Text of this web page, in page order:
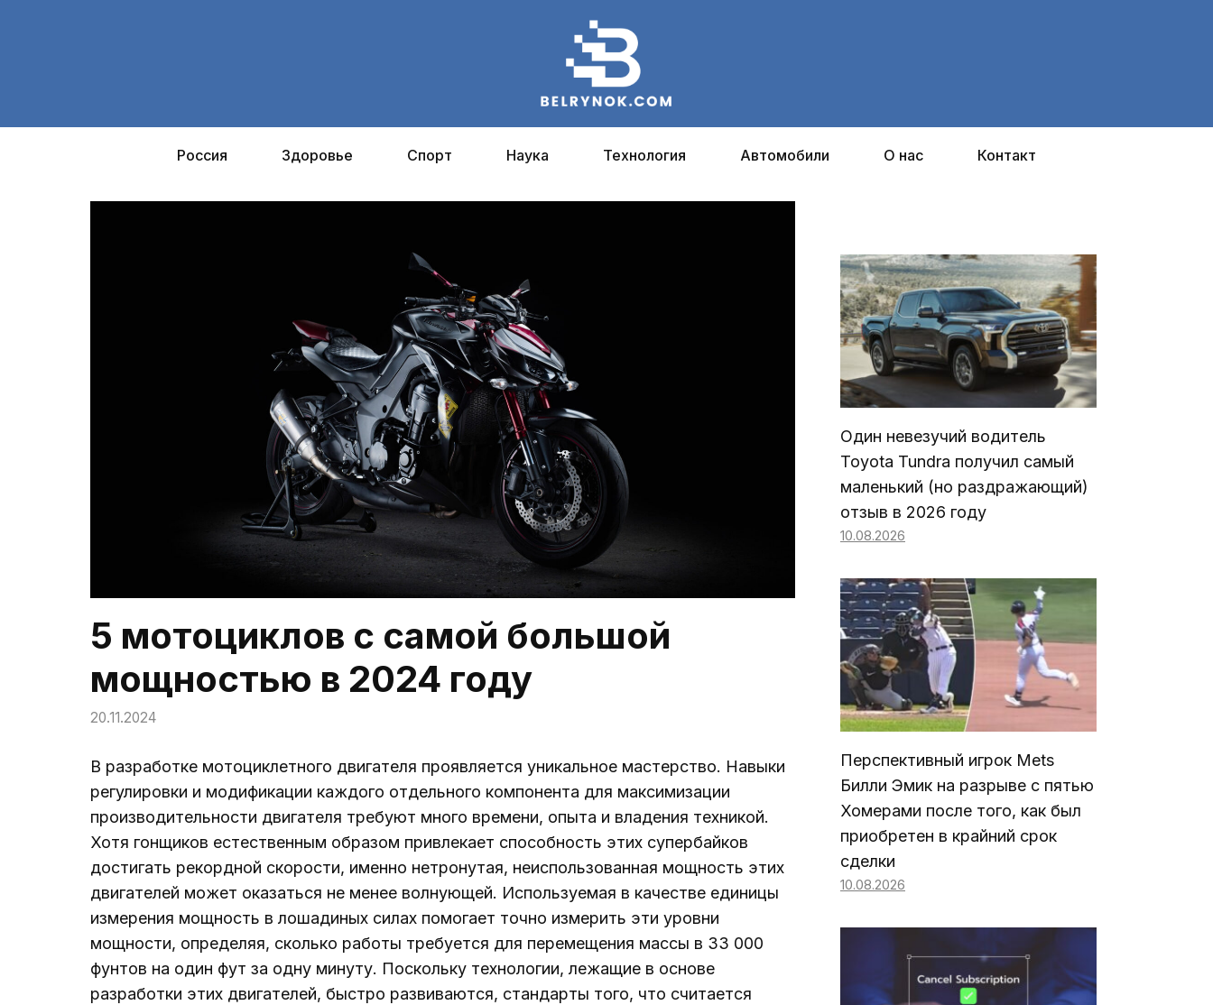
Россия Здоровье Спорт Наука Технология Автомобили О нас Контакт
5 мотоциклов с самой большой
мощностью в 2024 году
20.11.2024
В разработке мотоциклетного двигателя проявляется уникальное мастерство. Навыки
регулировки и модификации каждого отдельного компонента для максимизации
производительности двигателя требуют много времени, опыта и владения техникой.
Хотя гонщиков естественным образом привлекает способность этих супербайков
достигать рекордной скорости, именно нетронутая, неиспользованная мощность этих
двигателей может оказаться не менее волнующей. Используемая в качестве единицы
измерения мощность в лошадиных силах помогает точно измерить эти уровни
мощности, определяя, сколько работы требуется для перемещения массы в 33 000
фунтов на один фут за одну минуту. Поскольку технологии, лежащие в основе
разработки этих двигателей, быстро развиваются, стандарты того, что считается
Один невезучий водитель
Toyota Tundra получил самый
маленький (но раздражающий)
отзыв в 2026 году
10.08.2026
Перспективный игрок Mets
Билли Эмик на разрыве с пятью
Хомерами после того, как был
приобретен в крайний срок
сделки
10.08.2026